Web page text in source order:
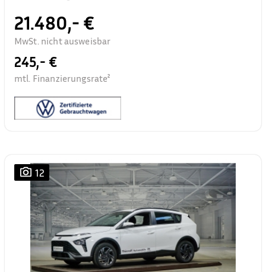
21.480,- €
MwSt. nicht ausweisbar
245,- €
mtl. Finanzierungsrate²
12